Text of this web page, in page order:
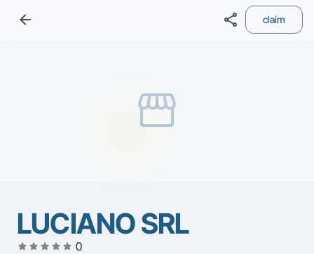
arrow_back share claim
storefront
LUCIANO SRL
star star star star star 0